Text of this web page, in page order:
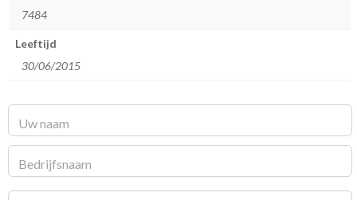
7484
Leeftijd
30/06/2015
Catalogus
aanvraag